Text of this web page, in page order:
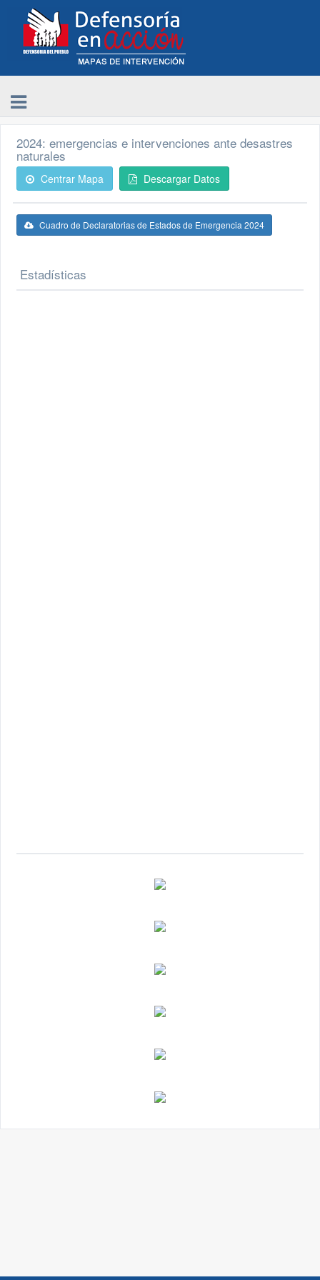
2024: emergencias e intervenciones ante desastres
naturales
Centrar Mapa Descargar Datos
Cuadro de Declaratorias de Estados de Emergencia 2024
Estadísticas